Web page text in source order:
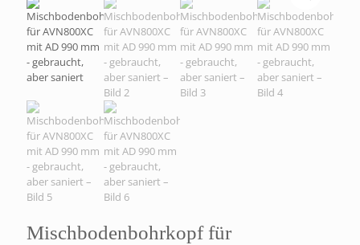
Mischbodenbohrkopf für